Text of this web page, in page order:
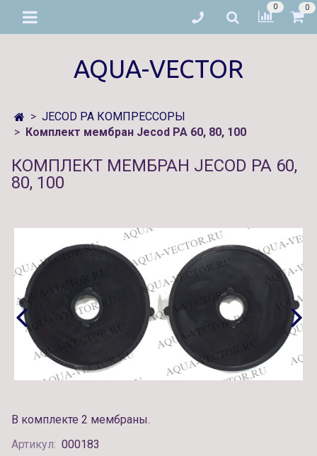
0 0
AQUA-VECTOR
JECOD PA КОМПРЕССОРЫ
Комплект мембран Jecod PA 60, 80, 100
КОМПЛЕКТ МЕМБРАН JECOD PA 60,
80, 100
В комплекте 2 мембраны.
Артикул: 000183